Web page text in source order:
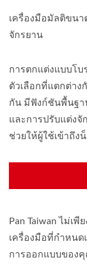
เครื่องมือมัลติขนา
จักรยาน
การตกแต่งแบบโบ
ตัวเลือกที่แตกต่า
กัน มีฟังก์ชันพื้นฐา
และการปรับแต่งจั
ช่วยให้ผู้ใช้เข้าถึง
Pan Taiwan ไม่เ
เครื่องมือที่กำหนด
การออกแบบของ